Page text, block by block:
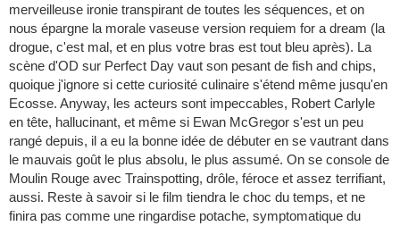
merveilleuse ironie transpirant de toutes les séquences, et on
nous épargne la morale vaseuse version requiem for a dream (la
drogue, c'est mal, et en plus votre bras est tout bleu après). La
scène d'OD sur Perfect Day vaut son pesant de fish and chips,
quoique j'ignore si cette curiosité culinaire s'étend même jusqu'en
Ecosse. Anyway, les acteurs sont impeccables, Robert Carlyle
en tête, hallucinant, et même si Ewan McGregor s'est un peu
rangé depuis, il a eu la bonne idée de débuter en se vautrant dans
le mauvais goût le plus absolu, le plus assumé. On se console de
Moulin Rouge avec Trainspotting, drôle, féroce et assez terrifiant,
aussi. Reste à savoir si le film tiendra le choc du temps, et ne
finira pas comme une ringardise potache, symptomatique du